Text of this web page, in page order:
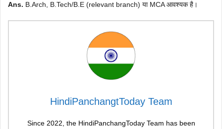
Ans. B.Arch, B.Tech/B.E (relevant branch) या MCA आवश्यक है।
HindiPanchangtToday Team
Since 2022, the HindiPanchangToday Team has been